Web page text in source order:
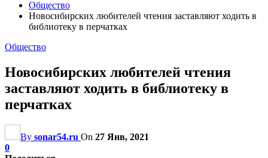
Общество
Новосибирских любителей чтения заставляют ходить в
библиотеку в перчатках
Общество
Новосибирских любителей чтения
заставляют ходить в библиотеку в
перчатках
By sonar54.ru On 27 Янв, 2021
0